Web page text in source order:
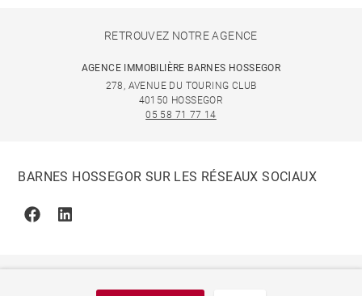
RETROUVEZ NOTRE AGENCE
AGENCE IMMOBILIÈRE BARNES HOSSEGOR
278, AVENUE DU TOURING CLUB
40150 HOSSEGOR
05 58 71 77 14
BARNES HOSSEGOR SUR LES RÉSEAUX SOCIAUX
FacebookLinkedin